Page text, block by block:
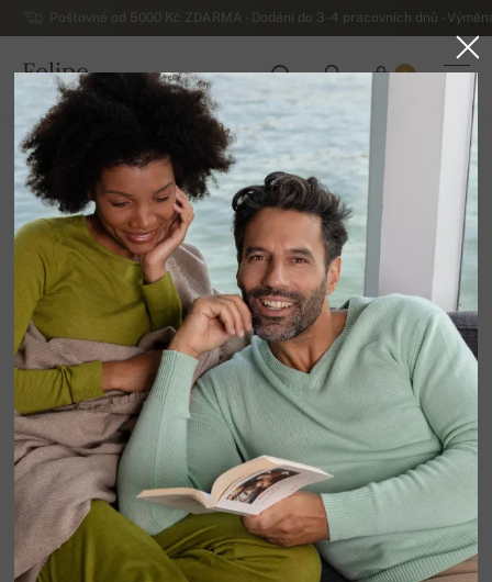
Poštovné od 5000 Kč ZDARMA - Dodání do 3-4 pracovních dnů -
Felipe
ČESKO
0
Domů Dámské svetry